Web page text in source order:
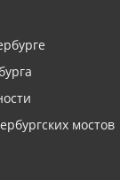
мостов